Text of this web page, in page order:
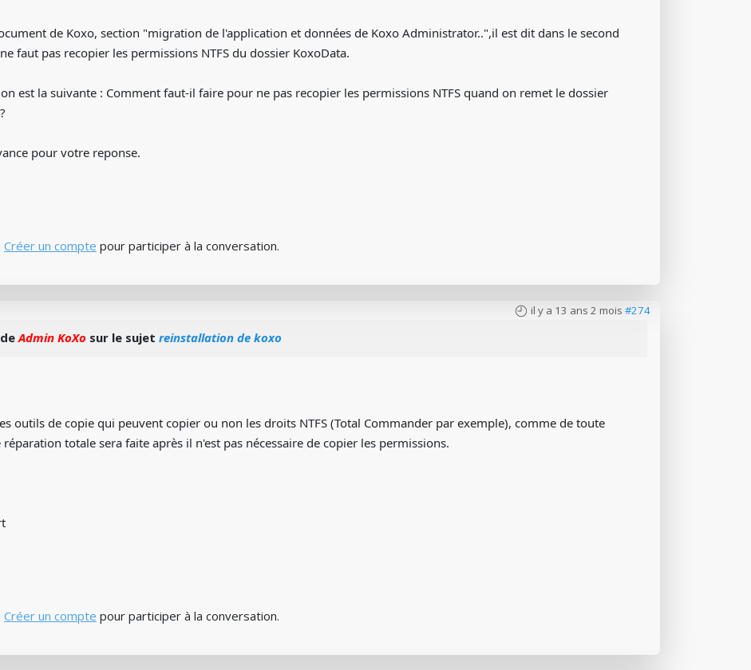
de Koxo, section "migration de l'application et données de Koxo Administrator..",il est dit dans le second
faut pas recopier les permissions NTFS du dossier KoxoData.
est la suivante : Comment faut-il faire pour ne pas recopier les permissions NTFS quand on remet le dossier
pour votre reponse.
Créer un compte pour participer à la conversation.
il y a 13 ans 2 mois #274
deAdmin KoXo sur le sujet reinstallation de koxo
outils de copie qui peuvent copier ou non les droits NTFS (Total Commander par exemple), comme de toute
totale sera faite après il n'est pas nécessaire de copier les permissions.
Créer un compte pour participer à la conversation.